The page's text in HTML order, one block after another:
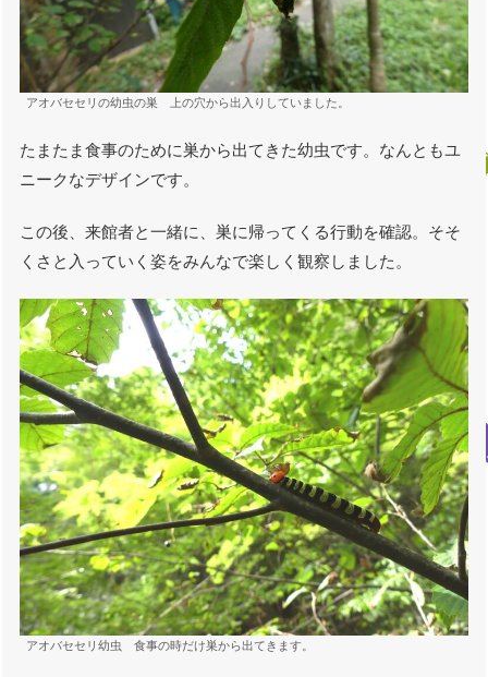
アオバセセリの幼虫の巣 上の穴から出入りしていました。
たまたま食事のために巣から出てきた幼虫です。なんともユ
ニークなデザインです。
この後、来館者と一緒に、巣に帰ってくる行動を確認。そそ
くさと入っていく姿をみんなで楽しく観察しました。
アオバセセリ幼虫 食事の時だけ巣から出てきます。